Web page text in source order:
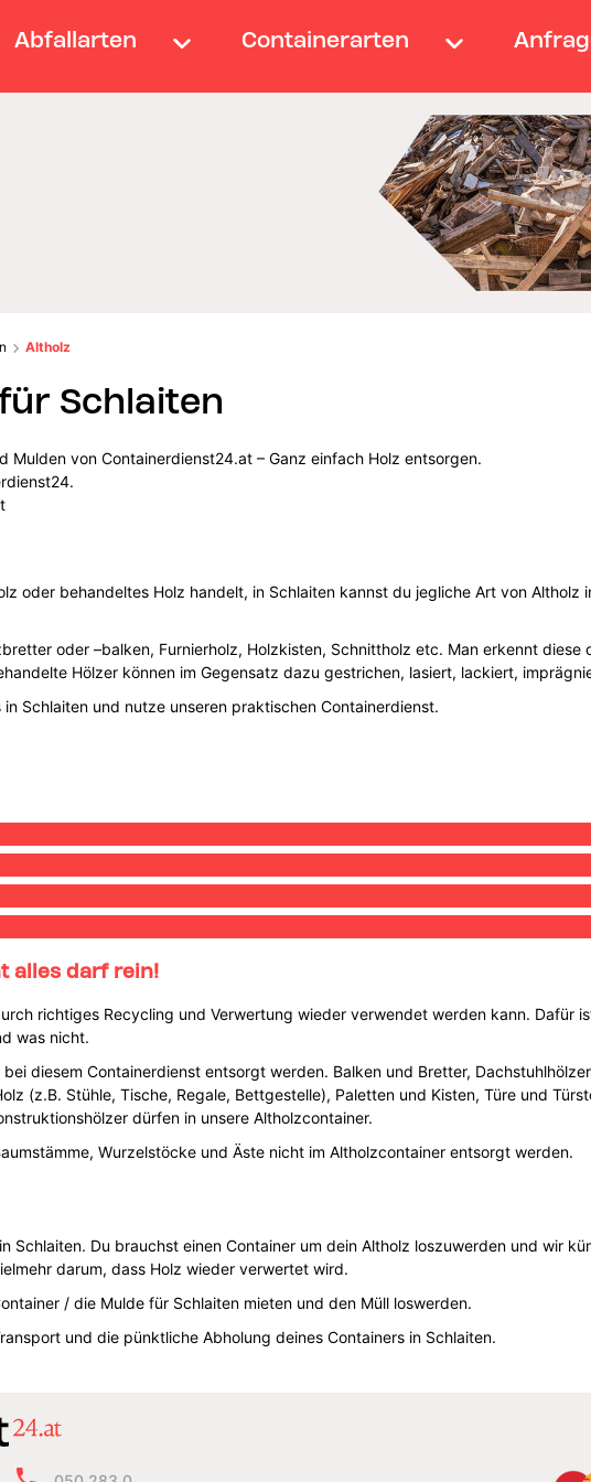
Abfallarten Containerarten
Altholz
Schlaiten
Mulden von Containerdienst24.at – Ganz einfach Holz entsorgen.
oder behandeltes Holz handelt, in Schlaiten kannst du jegliche Art von Altholz
oder –balken, Furnierholz, Holzkisten, Schnittholz etc. Man erkennt diese
Hölzer können im Gegensatz dazu gestrichen, lasiert, lackiert,
Schlaiten und nutze unseren praktischen Containerdienst.
alles darf rein!
richtiges Recycling und Verwertung wieder verwendet werden kann. Dafür
was nicht.
diesem Containerdienst entsorgt werden. Balken und Bretter,
(z.B. Stühle, Tische, Regale, Bettgestelle), Paletten und Kisten, Türe und
dürfen in unsere Altholzcontainer.
Wurzelstöcke und Äste nicht im Altholzcontainer entsorgt werden.
Schlaiten. Du brauchst einen Container um dein Altholz loszuwerden und wir
darum, dass Holz wieder verwertet wird.
/ die Mulde für Schlaiten mieten und den Müll loswerden.
und die pünktliche Abholung deines Containers in Schlaiten.